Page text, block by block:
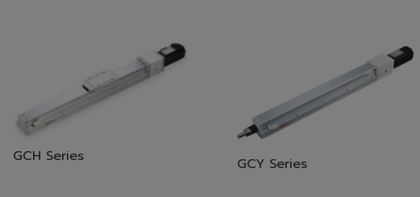
GCH Series GCY Series